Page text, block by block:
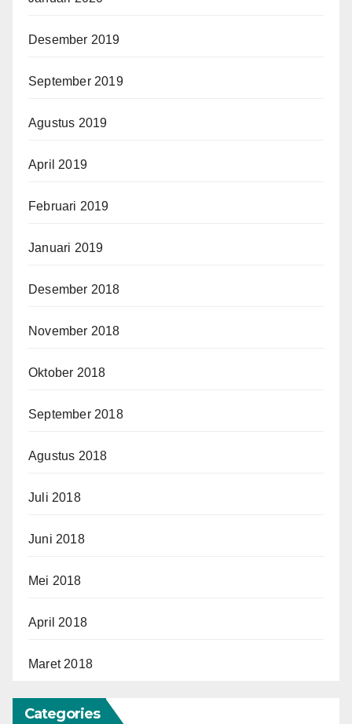
Desember 2019
September 2019
Agustus 2019
April 2019
Februari 2019
Januari 2019
Desember 2018
November 2018
Oktober 2018
September 2018
Agustus 2018
Juli 2018
Juni 2018
Mei 2018
April 2018
Maret 2018
Categories